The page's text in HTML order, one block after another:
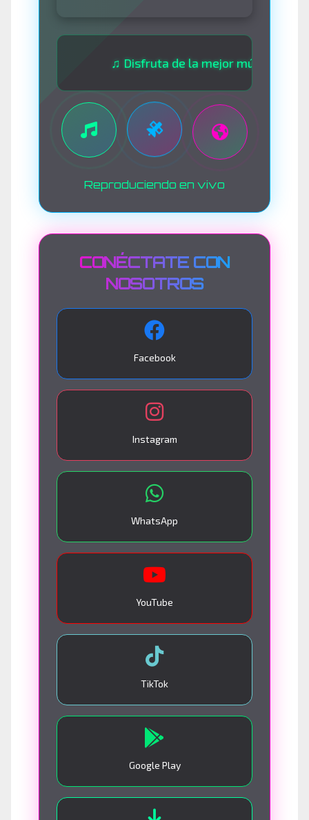
♫ Disfruta de la mejor música las 24
Reproduciendo en vivo
CONÉCTATE CON
NOSOTROS
Facebook
Instagram
WhatsApp
YouTube
TikTok
Google Play